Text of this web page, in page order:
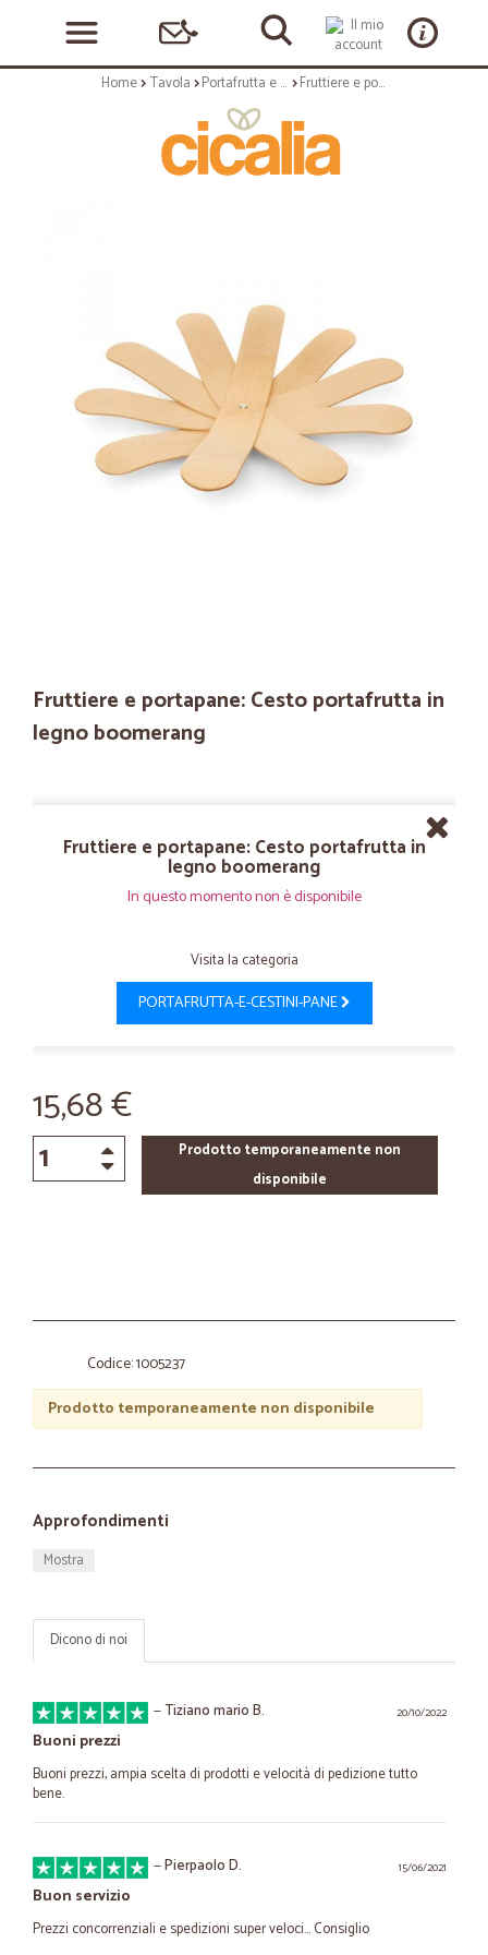
Home Tavola Portafrutta e cestini pane Fruttiere e portapane: Cesto portafrutta in legno boomerang
Fruttiere e portapane: Cesto portafrutta in
legno boomerang
Fruttiere e portapane: Cesto portafrutta in
legno boomerang
In questo momento non è disponibile
Visita la categoria
PORTAFRUTTA-E-CESTINI-PANE
15,68 €
Prodotto temporaneamente non
disponibile
Codice: 1005237
Prodotto temporaneamente non disponibile
Approfondimenti
Mostra
Dicono di noi
20/10/2022
—Tiziano mario B.
Buoni prezzi
Buoni prezzi, ampia scelta di prodotti e velocità di pedizione tutto
bene.
15/06/2021
—Pierpaolo D.
Buon servizio
Prezzi concorrenziali e spedizioni super veloci... Consiglio